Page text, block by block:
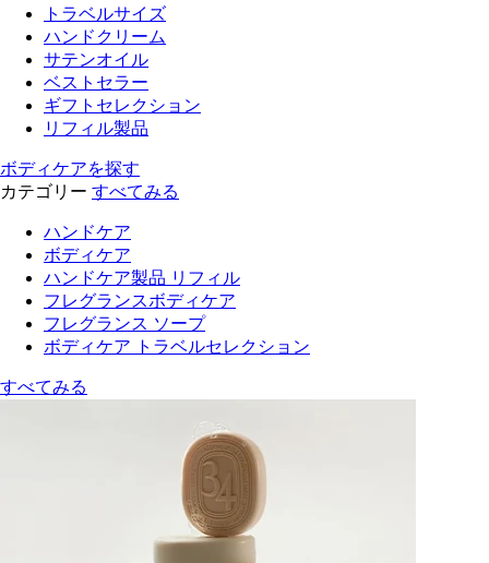
トラベルサイズ
ハンドクリーム
サテンオイル
ベストセラー
ギフトセレクション
リフィル製品
ボディケアを探す
カテゴリー すべてみる
ハンドケア
ボディケア
ハンドケア製品 リフィル
フレグランスボディケア
フレグランス ソープ
ボディケア トラベルセレクション
すべてみる